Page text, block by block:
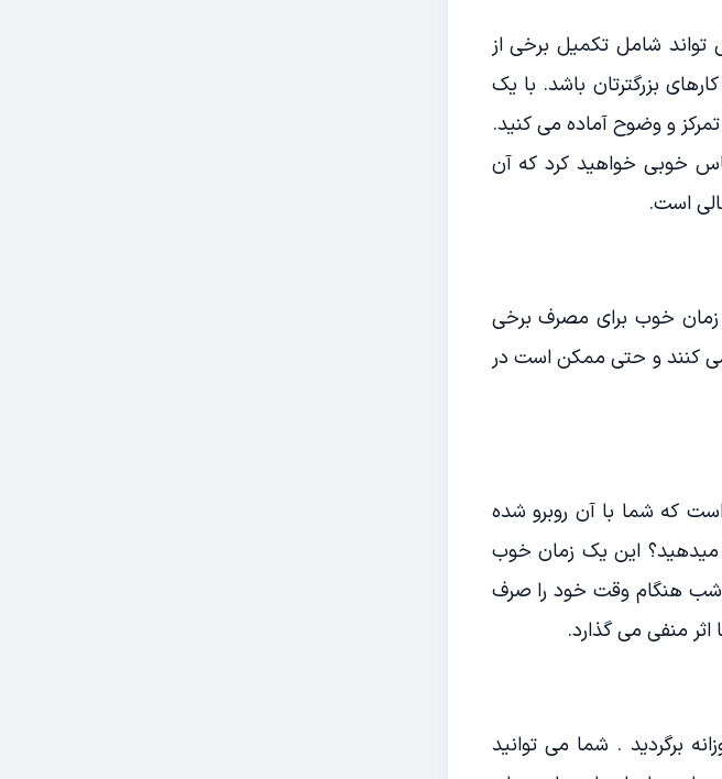
شامل تکمیل برخی از
بزرگترتان باشد. با یک
و وضوح آماده می کنید.
خوبی خواهید کرد که آن
است.
زمان خوب برای مصرف برخی
می کنند و حتی ممکن است در
که شما با آن روبرو شده
میدهید؟ این یک زمان خوب
هنگام وقت خود را صرف
منفی می گذارد.
برگردید . شما می توانید